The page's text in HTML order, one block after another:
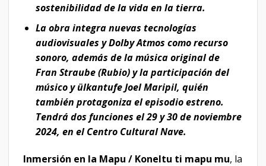
sostenibilidad de la vida en la tierra.
La obra integra nuevas tecnologías
audiovisuales y Dolby Atmos como recurso
sonoro, además de la música original de
Fran Straube (Rubio) y la participación del
músico y ülkantufe Joel Maripil, quién
también protagoniza el episodio estreno.
Tendrá dos funciones el 29 y 30 de noviembre
2024, en el Centro Cultural Nave.
Inmersión en la Mapu / Koneltu ti mapu mu, la